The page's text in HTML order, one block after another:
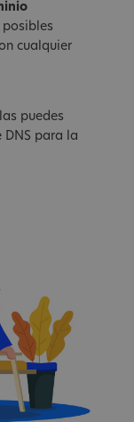
posibles
cualquier
puedes
DNS para la